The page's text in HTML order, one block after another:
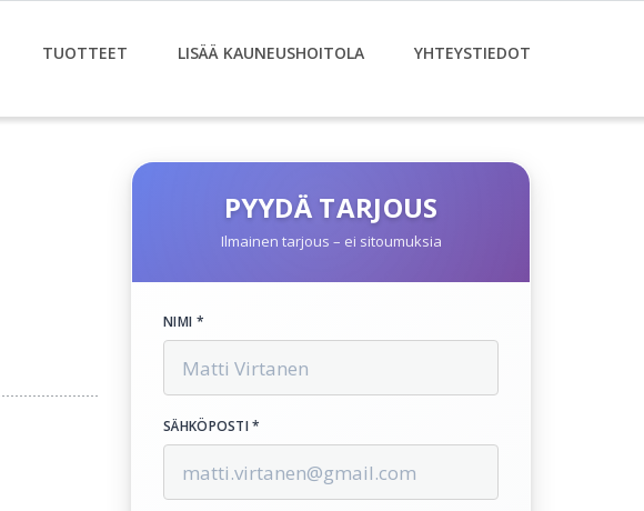
TUOTTEET LISÄÄ KAUNEUSHOITOLA YHTEYSTIEDOT
PYYDÄ TARJOUS
Ilmainen tarjous – ei sitoumuksia
NIMI *
SÄHKÖPOSTI *